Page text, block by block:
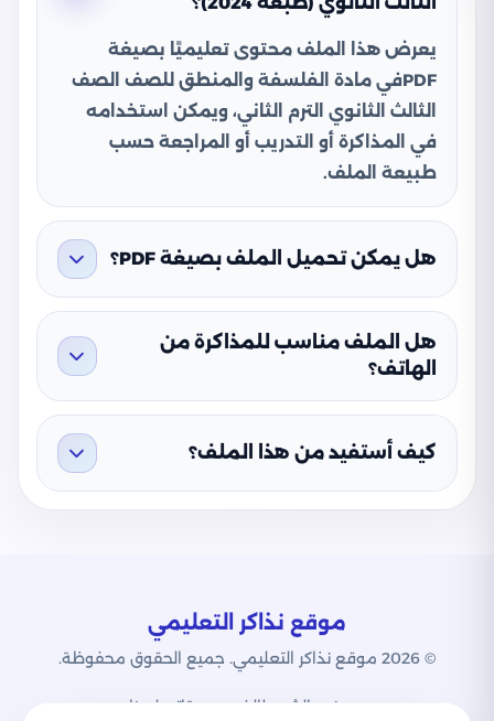
يعرض هذا الملف محتوى تعليميًا بصيغة
PDFفي مادة الفلسفة والمنطق للصف الصف
الثالث الثانوي الترم الثاني، ويمكن استخدامه
في المذاكرة أو التدريب أو المراجعة حسب
طبيعة الملف.
هل يمكن تحميل الملف بصيغة PDF؟
هل الملف مناسب للمذاكرة من
الهاتف؟
كيف أستفيد من هذا الملف؟
موقع نذاكر التعليمي
© 2026 موقع نذاكر التعليمي. جميع الحقوق محفوظة.
من نحن الشروطالخصوصيةاتصل بنا